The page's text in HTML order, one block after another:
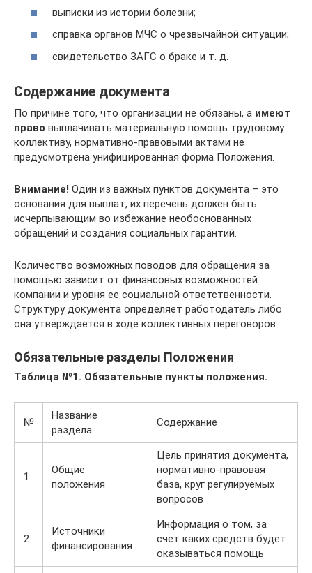
выписки из истории болезни;
справка органов МЧС о чрезвычайной ситуации;
свидетельство ЗАГС о браке и т. д.
Содержание документа
По причине того, что организации не обязаны, а имеют
право выплачивать материальную помощь трудовому
коллективу, нормативно-правовыми актами не
предусмотрена унифицированная форма Положения.
Внимание! Один из важных пунктов документа – это
основания для выплат, их перечень должен быть
исчерпывающим во избежание необоснованных
обращений и создания социальных гарантий.
Количество возможных поводов для обращения за
помощью зависит от финансовых возможностей
компании и уровня ее социальной ответственности.
Структуру документа определяет работодатель либо
она утверждается в ходе коллективных переговоров.
Обязательные разделы Положения
Таблица №1. Обязательные пункты положения.
№
Название
раздела
Содержание
1
Общие
положения
Цель принятия документа,
нормативно-правовая
база, круг регулируемых
вопросов
2
Источники
финансирования
Информация о том, за
счет каких средств будет
оказываться помощь